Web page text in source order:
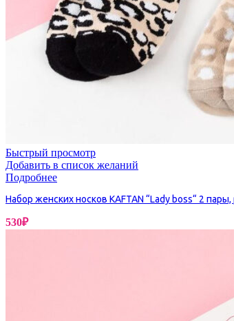
Бытовая химия
Быстрый просмотр
Добавить в список желаний
Подробнее
Набор женских носков KAFTAN “Lady boss“ 2
530₽